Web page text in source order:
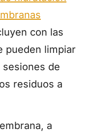
con las
pueden limpiar
de
residuos a
a